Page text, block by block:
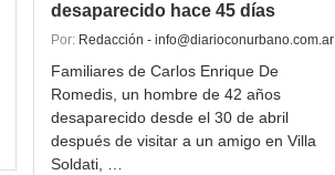
desaparecido hace 45 días
Por: Redacción - info@diarioconurbano.com.ar
Familiares de Carlos Enrique De
Romedis, un hombre de 42 años
desaparecido desde el 30 de abril
después de visitar a un amigo en Villa
Soldati, …